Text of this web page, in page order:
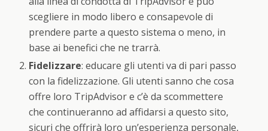
scegliere in modo libero e consapevole di
prendere parte a questo sistema o meno, in
base ai benefici che ne trarrà.
Fidelizzare: educare gli utenti va di pari passo
con la fidelizzazione. Gli utenti sanno che cosa
offre loro TripAdvisor e c’è da scommettere
che continueranno ad affidarsi a questo sito,
sicuri che offrirà loro un’esperienza personale,